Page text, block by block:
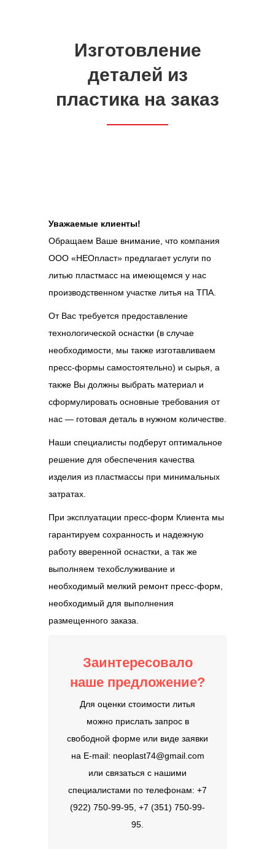
Изготовление
деталей из
пластика на заказ
Уважаемые клиенты!
Обращаем Ваше внимание, что компания
ООО «НЕОпласт» предлагает услуги по
литью пластмасс на имеющемся у нас
производственном участке литья на ТПА.
От Вас требуется предоставление
технологической оснастки (в случае
необходимости, мы также изготавливаем
пресс-формы самостоятельно) и сырья, а
также Вы должны выбрать материал и
сформулировать основные требования от
нас — готовая деталь в нужном количестве.
Наши специалисты подберут оптимальное
решение для обеспечения качества
изделия из пластмассы при минимальных
затратах.
При эксплуатации пресс-форм Клиента мы
гарантируем сохранность и надежную
работу вверенной оснастки, а так же
выполняем техобслуживание и
необходимый мелкий ремонт пресс-форм,
необходимый для выполнения
размещенного заказа.
Заинтересовало
наше предложение?
Для оценки стоимости литья
можно прислать запрос в
свободной форме или виде заявки
на E-mail: neoplast74@gmail.com
или связаться с нашими
специалистами по телефонам: +7
(922) 750-99-95, +7 (351) 750-99-
95.